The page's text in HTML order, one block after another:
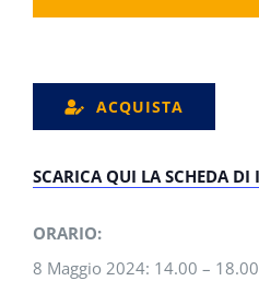
ACQUISTA
SCARICA QUI LA SCHEDA DI
ORARIO:
8 Maggio 2024: 14.00 – 18.00